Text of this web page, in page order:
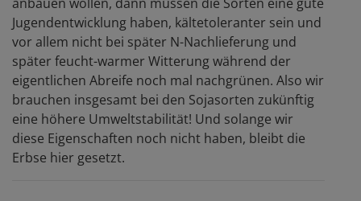
Jugendentwicklung haben, kältetoleranter sein und
vor allem nicht bei später N-Nachlieferung und
später feucht-warmer Witterung während der
eigentlichen Abreife noch mal nachgrünen. Also wir
brauchen insgesamt bei den Sojasorten zukünftig
eine höhere Umweltstabilität! Und solange wir
diese Eigenschaften noch nicht haben, bleibt die
Erbse hier gesetzt.